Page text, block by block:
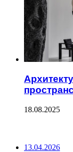
18.08.2025
13.04.2026